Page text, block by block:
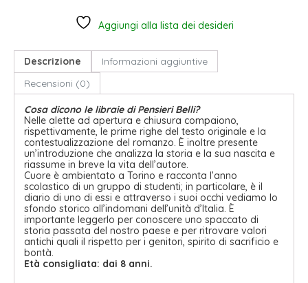
Aggiungi alla lista dei desideri
Descrizione
Informazioni aggiuntive
Recensioni (0)
Cosa dicono le libraie di Pensieri Belli?
Nelle alette ad apertura e chiusura compaiono,
rispettivamente, le prime righe del testo originale e la
contestualizzazione del romanzo. È inoltre presente
un’introduzione che analizza la storia e la sua nascita e
riassume in breve la vita dell’autore.
Cuore è ambientato a Torino e racconta l’anno
scolastico di un gruppo di studenti; in particolare, è il
diario di uno di essi e attraverso i suoi occhi vediamo lo
sfondo storico all’indomani dell’unità d’Italia. È
importante leggerlo per conoscere uno spaccato di
storia passata del nostro paese e per ritrovare valori
antichi quali il rispetto per i genitori, spirito di sacrificio e
bontà.
Età consigliata: dai 8 anni.